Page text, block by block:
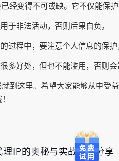
经变得不可或缺。它不仅能保
于非法活动，否则后果自负。
过程中，要注意个人信息的保
多好处，但也不能滥用，否则
到这里。希望大家能够从中受
IP的奥秘与实战心得分享